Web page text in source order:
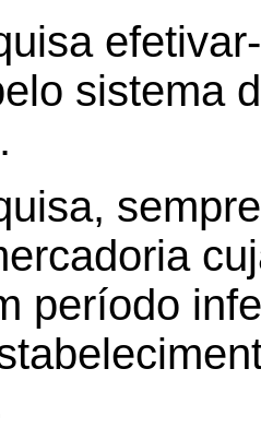
sistema
período